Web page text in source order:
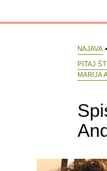
NAJAVA
PITAJ
MARIJA